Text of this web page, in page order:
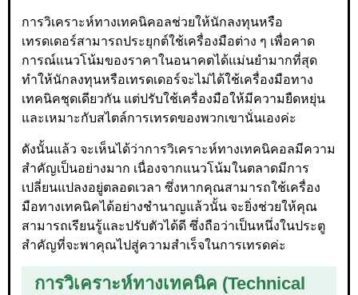
การวิเคราะห์ทางเทคนิคอลช่วยให้นักลงทุนหรือ
เทรดเดอร์สามารถประยุกต์ใช้เครื่องมือต่าง ๆ เพื่อคาด
การณ์แนวโน้มของราคาในอนาคตได้แม่นยำมากที่สุด
ทำให้นักลงทุนหรือเทรดเดอร์จะไม่ได้ใช้เครื่องมือทาง
เทคนิคชุดเดียวกัน แต่ปรับใช้เครื่องมือให้มีความยืดหยุ่น
และเหมาะกับสไตล์การเทรดของพวกเขานั่นเองค่ะ
ดังนั้นแล้ว จะเห็นได้ว่าการวิเคราะห์ทางเทคนิคอลมีความ
สำคัญเป็นอย่างมาก เนื่องจากแนวโน้มในตลาดมีการ
เปลี่ยนแปลงอยู่ตลอดเวลา ซึ่งหากคุณสามารถใช้เครื่อง
มือทางเทคนิคได้อย่างชำนาญแล้วนั้น จะยิ่งช่วยให้คุณ
สามารถเรียนรู้และปรับตัวได้ดี ซึ่งถือว่าเป็นหนึ่งในประตู
สำคัญที่จะพาคุณไปสู่ความสำเร็จในการเทรดค่ะ
การวิเคราะห์ทางเทคนิค (Technical